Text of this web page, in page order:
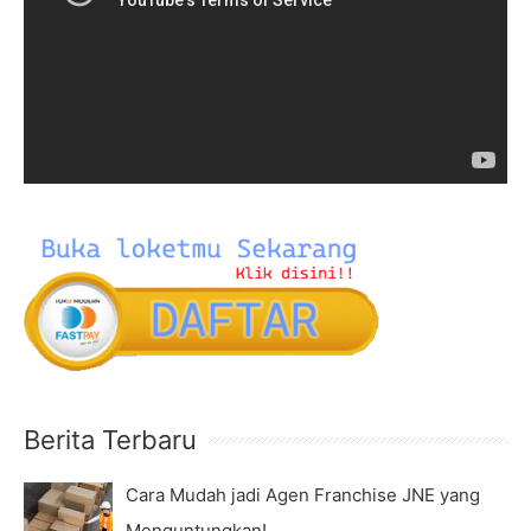
Berita Terbaru
Cara Mudah jadi Agen Franchise JNE yang